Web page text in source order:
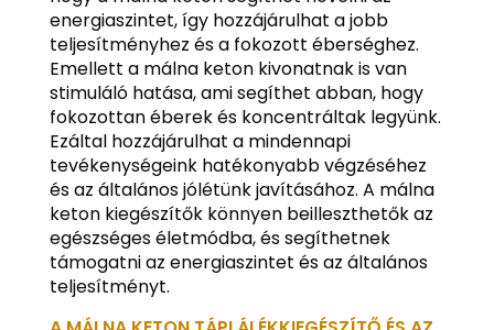
energiaszintet, így hozzájárulhat a jobb
teljesítményhez és a fokozott éberséghez.
Emellett a málna keton kivonatnak is van
stimuláló hatása, ami segíthet abban, hogy
fokozottan éberek és koncentráltak legyünk.
Ezáltal hozzájárulhat a mindennapi
tevékenységeink hatékonyabb végzéséhez
és az általános jólétünk javításához. A málna
keton kiegészítők könnyen beilleszthetők az
egészséges életmódba, és segíthetnek
támogatni az energiaszintet és az általános
teljesítményt.